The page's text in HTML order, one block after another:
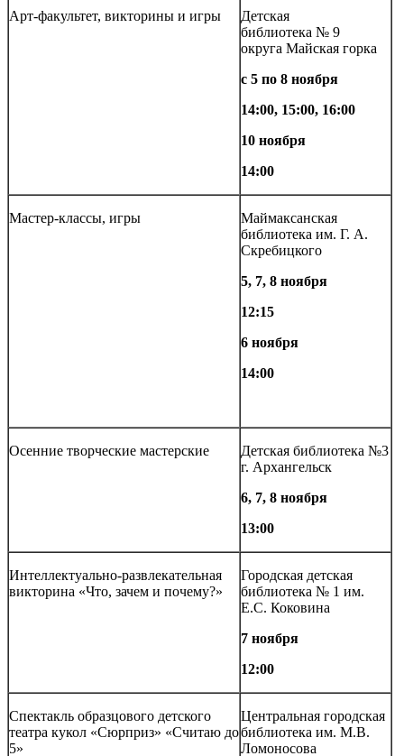
Арт-факультет, викторины и игры
Детская
библиотека № 9
округа Майская горка
с 5 по 8 ноября
14:00, 15:00, 16:00
10 ноября
14:00
Мастер-классы, игры
Маймаксанская
библиотека им. Г. А.
Скребицкого
5, 7, 8 ноября
12:15
6 ноября
14:00
Осенние творческие мастерские
Детская библиотека №3
г. Архангельск
6, 7, 8 ноября
13:00
Интеллектуально-развлекательная
викторина «Что, зачем и почему?»
Городская детская
библиотека № 1 им.
Е.С. Коковина
7 ноября
12:00
Спектакль образцового детского
театра кукол «Сюрприз» «Считаю до
5»
Центральная городская
библиотека им. М.В.
Ломоносова